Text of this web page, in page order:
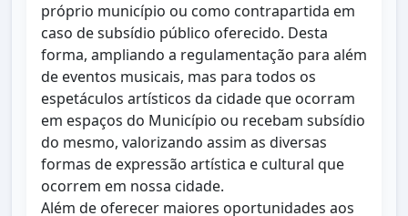
próprio município ou como contrapartida em
caso de subsídio público oferecido. Desta
forma, ampliando a regulamentação para além
de eventos musicais, mas para todos os
espetáculos artísticos da cidade que ocorram
em espaços do Município ou recebam subsídio
do mesmo, valorizando assim as diversas
formas de expressão artística e cultural que
ocorrem em nossa cidade.
Além de oferecer maiores oportunidades aos